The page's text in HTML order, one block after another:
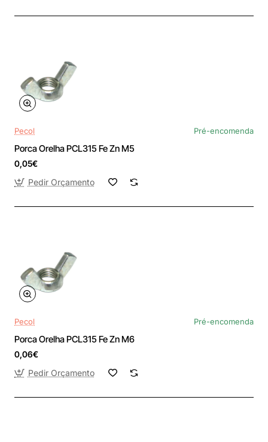
Pecol Pré-encomenda
Porca Orelha PCL315 Fe Zn M5
0,05€
Pedir Orçamento
Pecol Pré-encomenda
Porca Orelha PCL315 Fe Zn M6
0,06€
Pedir Orçamento